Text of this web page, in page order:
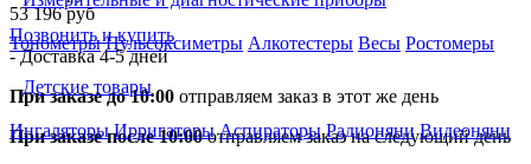
Тонометры Пульсоксиметры Алкотестеры Весы Ростомеры
Детские товары
Ингаляторы Ирригаторы Аспираторы Радионяни Видеоняни
53 196 руб
Позвонить и купить
- Доставка4-5 дней
При заказе до 10:00 отправляем заказ в этот же день
При заказе после 10:00отправляем заказ на следующий день